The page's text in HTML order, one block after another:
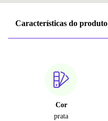
Características do produto
Cor
prata